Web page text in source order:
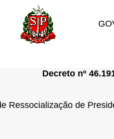
Decreto nº
Ressocialização de